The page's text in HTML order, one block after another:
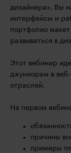
дизайнера». Вы
интерфейсы и
портфолио
развиваться в
Этот вебинар
джуниорам в
отраслей.
На первом
причины
примеры